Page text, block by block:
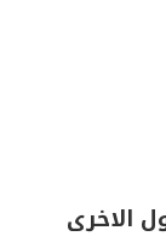
الاخرى